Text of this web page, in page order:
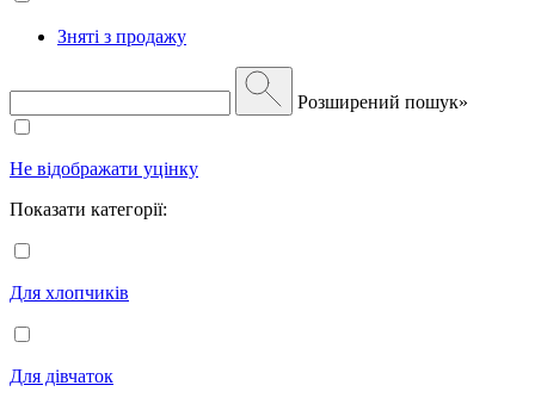
Зняті з продажу
Розширений пошук»
Не відображати уцінку
Показати категорії:
Для хлопчиків
Для дівчаток